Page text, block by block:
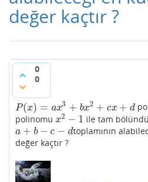
değer kaçtır ?
0
0
P(x) = ax3 + bx2 + cx + d
P(x)=a x3+bx2 +cx +d
polinomu x2 − 1
x2−1 ile tam
a + b − c − d
a+b−c −d
toplamının
değer kaçtır ?